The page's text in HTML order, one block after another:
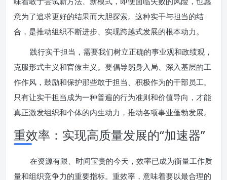
意为了追求更好的结果而大胆探索。这种实干与担当的结
合，是推动组织不断进步、实现跨越式发展的根本动力。
践行实干担当，需要我们树立正确的事业观和政绩观，
克服形式主义和官僚主义。要倡导躬身入局、深入基层的工
作作风，鼓励和保护那些敢于担当、积极作为的干部员工。
只有让实干担当成为一种普遍的行为准则和价值导向，才能
真正激发组织和个体的内生动力，推动各项事业蓬勃发展。
重效率：实现高质量发展的“加速器”
在资源有限、时间宝贵的今天，效率已成为衡量工作质
量和组织竞争力的重要指标。重效率，意味着要以最合理的